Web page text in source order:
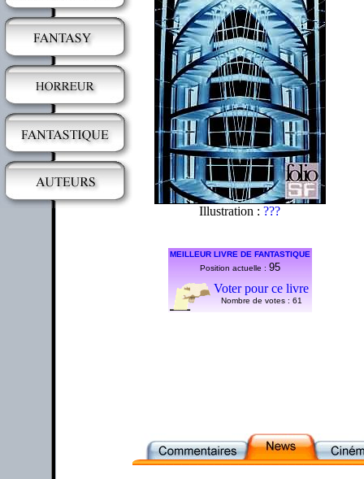
Illustration : ???
MEILLEUR LIVRE DE FANTASTIQUE
Position actuelle : 95
Voter pour ce livre
Nombre de votes : 61